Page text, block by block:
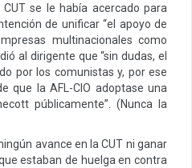
se le había acercado para
de unificar “el apoyo de
multinacionales como
al dirigente que “sin dudas, el
por los comunistas y, por ese
que la AFL-CIO adoptase una
públicamente”. (Nunca la
avance en la CUT ni ganar
estaban de huelga en contra